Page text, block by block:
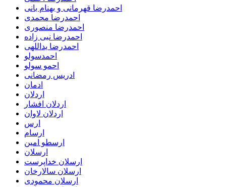
احمدرضا قهرمانی و بهنام بانی
احمدرضا محمدی
احمدرضا منصوری
احمدرضا نبی زاده
احمدرضا یداللهی
احمدسولو
احمو سولو
ادریس رمضانی
ادمان
اردلان
اردلان افشار
اردلان لاوان
ارس
ارسام
ارسطو امین
ارسلان
ارسلان خداپرست
ارسلان سالارخان
ارسلان محمودی